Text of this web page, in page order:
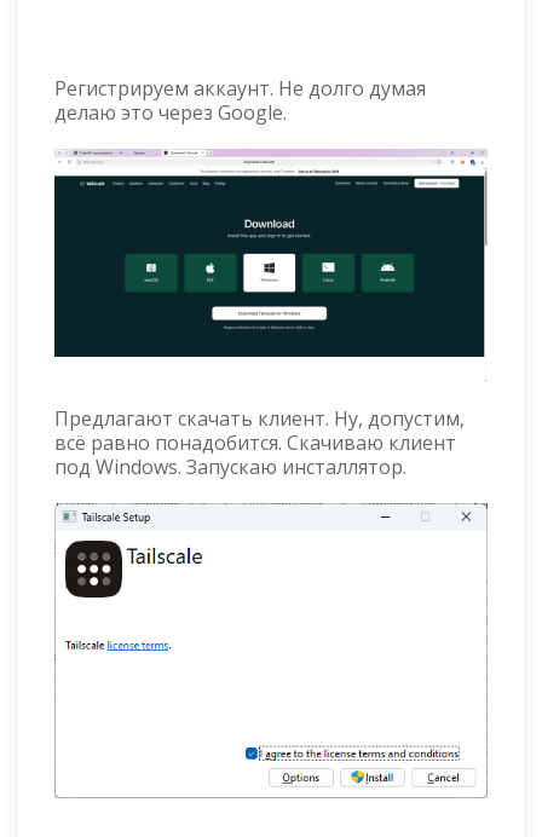
Регистрируем аккаунт. Не долго думая
делаю это через Google.
Предлагают скачать клиент. Ну, допустим,
всё равно понадобится. Скачиваю клиент
под Windows. Запускаю инсталлятор.